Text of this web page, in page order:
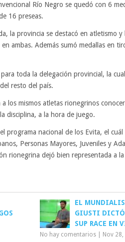
Río Negro se quedó con 6
16 preseas.
la provincia se destacó en atletismo
ambas. Además sumó medallas en
toda la delegación provincial, la
resto del país.
los mismos atletas rionegrinos
disciplina, a la hora de juego.
programa nacional de los Evita, el
Personas Mayores, Juveniles y
rionegrina dejó bien representada a
EL
GIUSTI DICTÓ
SUP RACE EN
No hay comentarios Nov